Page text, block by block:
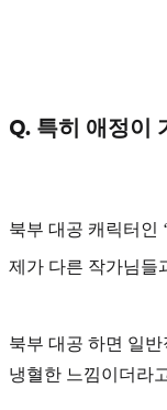
Q. 특히 애정이
북부 대공 캐릭터인
제가 다른 작가님들
북부 대공 하면 일
냉혈한 느낌이더라